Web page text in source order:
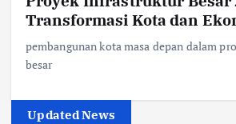
Transformasi Kota dan
pembangunan kota masa depan dalam
besar
Updated News